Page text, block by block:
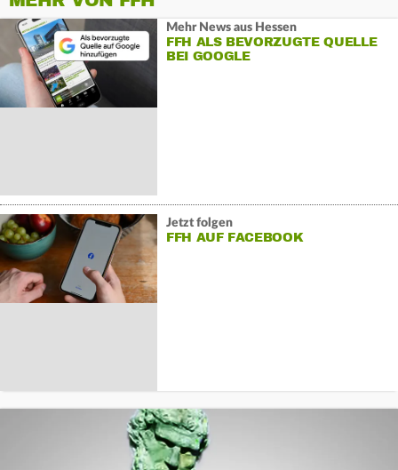
Mehr News aus Hessen
FFH ALS BEVORZUGTE QUELLE
BEI GOOGLE
Jetzt folgen
FFH AUF FACEBOOK